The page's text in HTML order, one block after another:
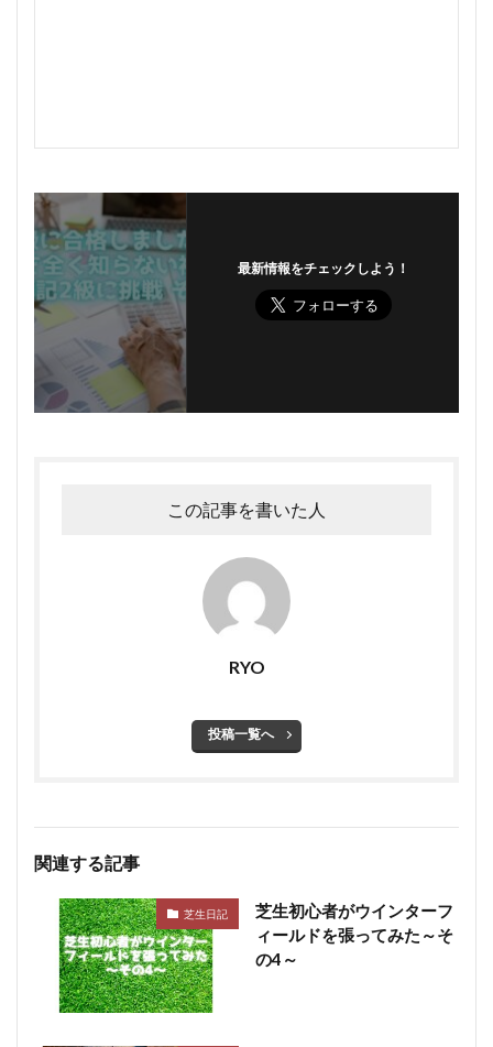
最新情報をチェックしよう！
この記事を書いた人
RYO
投稿一覧へ
関連する記事
芝生日記
芝生初心者がウインターフ
ィールドを張ってみた～そ
の4～